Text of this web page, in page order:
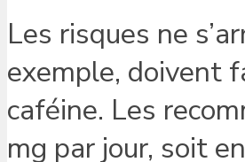
Les risques ne
exemple, doivent
caféine. Les
mg par jour, soit